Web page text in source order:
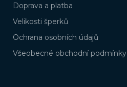
Doprava a platba
Velikosti šperků
Ochrana osobních údajů
Všeobecné obchodní podmínky